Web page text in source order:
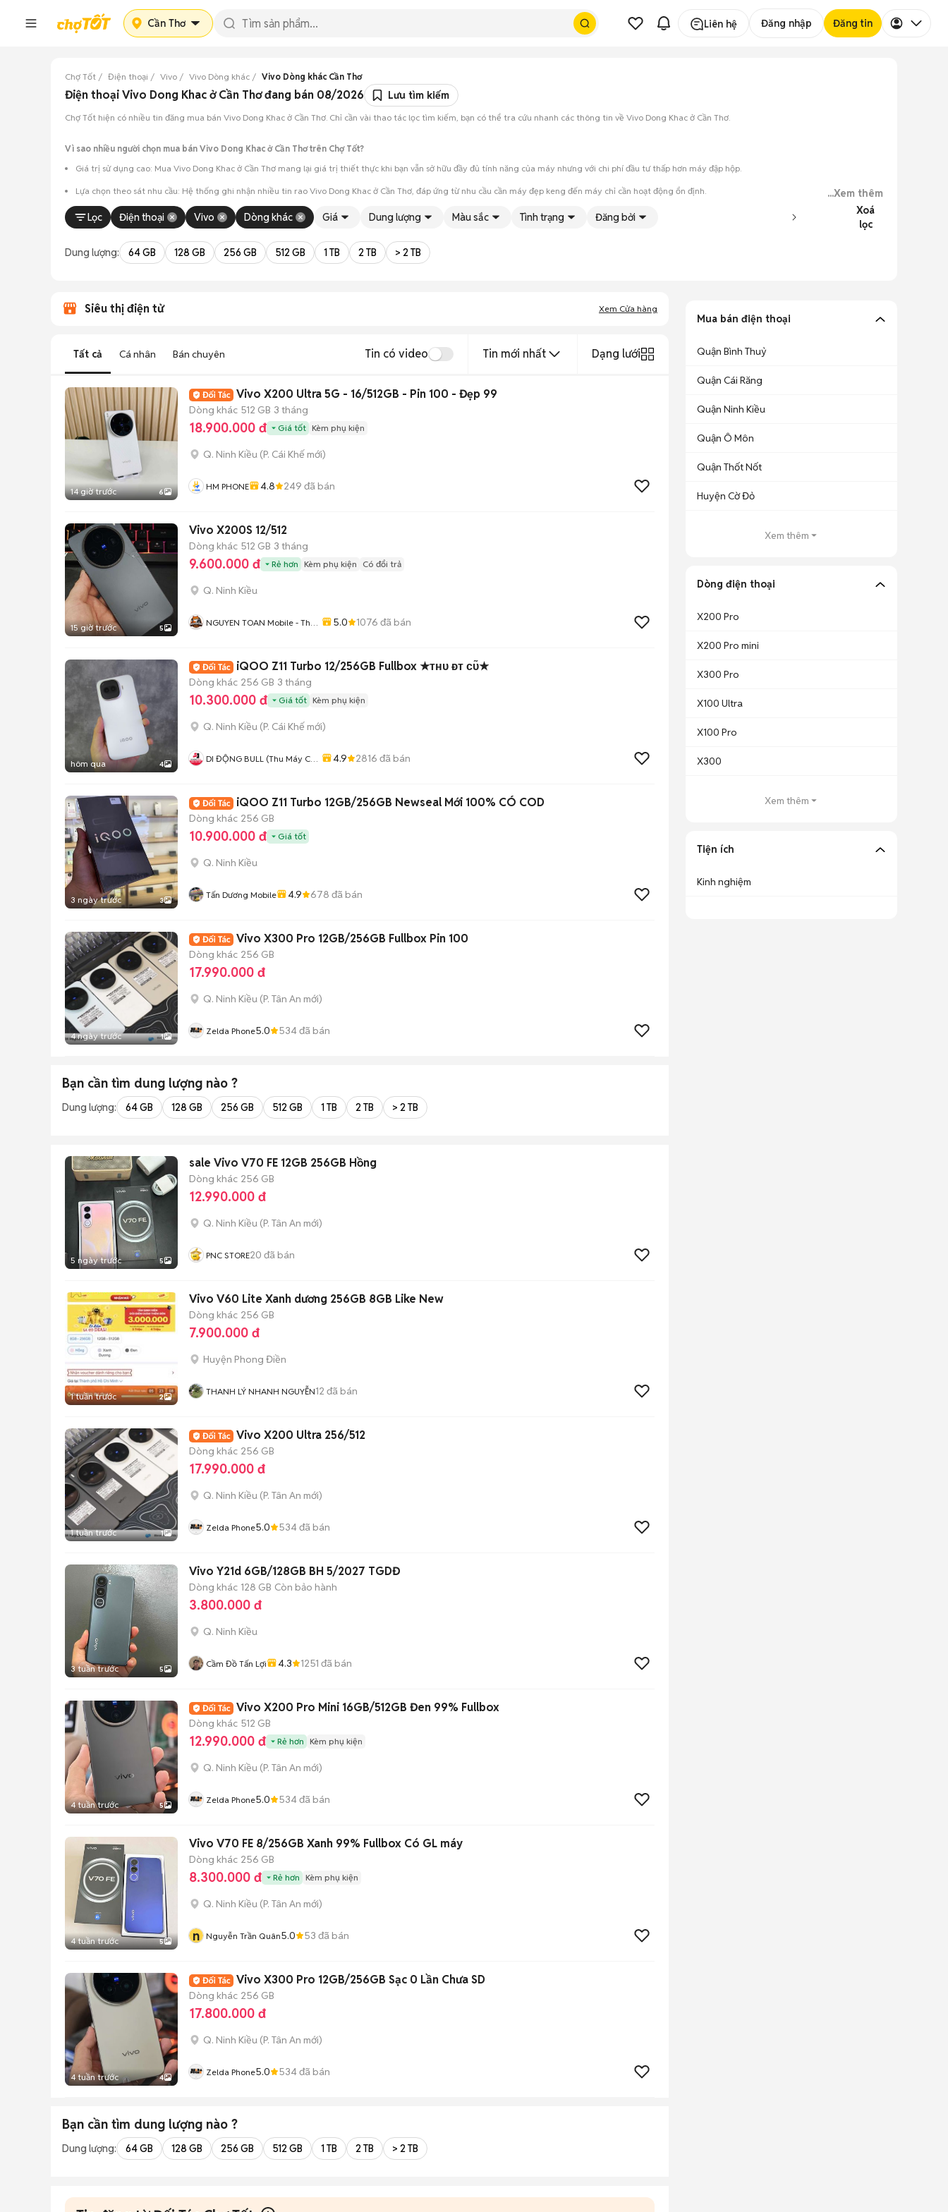
Cần Thơ Liên hệ Đăng nhập Đăng tin
Chợ Tốt Điện thoại Vivo Vivo Dòng khác Vivo Dòng khác Cần Thơ
Điện thoại Vivo Dong Khac ở Cần Thơ đang bán 08/2026 Lưu tìm kiếm
Chợ Tốt hiện có nhiều tin đăng mua bán Vivo Dong Khac ở Cần Thơ. Chỉ cần vài thao tác lọc tìm kiếm, bạn có thể tra cứu nhanh các thông tin về Vivo Dong Khac ở Cần Thơ.
Vì sao nhiều người chọn mua bán Vivo Dong Khac ở Cần Thơ trên Chợ Tốt?
Giá trị sử dụng cao: Mua Vivo Dong Khac ở Cần Thơ mang lại giá trị thiết thực khi bạn vẫn sở hữu đầy đủ tính năng của máy nhưng với chi phí đầu tư thấp hơn máy đập hộp.
Lựa chọn theo sát nhu cầu: Hệ thống ghi nhận nhiều tin rao Vivo Dong Khac ở Cần Thơ, đáp ứng từ nhu cầu cần máy đẹp keng đến máy chỉ cần hoạt động ổn định.
Test máy tại chỗ: Tạo điều kiện để người mua đến tận nơi xem xét cẩn thận, test loa, camera, wifi... để đảm bảo máy không có lỗi phát sinh.
...Xem thêm
Lọc
Điện thoại Vivo Dòng khác Giá Dung lượng Màu sắc Tình trạng Đăng bởi
Xoá
lọc
Dung lượng: 64 GB 128 GB 256 GB 512 GB 1 TB 2 TB > 2 TB
Siêu thị điện tử Xem Cửa hàng
Tất cả Cá nhân Bán chuyên Tin có video Tin mới nhất Dạng lưới
14 giờ trước 6
Vivo X200 Ultra 5G - 16/512GB - Pin 100 - Đẹp 99
Dòng khác 512 GB 3 tháng
18.900.000 đ Giá tốt Kèm phụ kiện
Q. Ninh Kiều (P. Cái Khế mới)
HM PHONE 4.8 249 đã bán
15 giờ trước 5
Vivo X200S 12/512
Dòng khác 512 GB 3 tháng
9.600.000 đ Rẻ hơn Kèm phụ kiện Có đổi trả
Q. Ninh Kiều
NGUYEN TOAN Mobile - Thu
5.0 1076 đã bán
hôm qua 4
iQOO Z11 Turbo 12/256GB Fullbox ★ᴛʜᴜ ᴆᴛ ᴄᴜ̃★
Dòng khác 256 GB 3 tháng
10.300.000 đ Giá tốt Kèm phụ kiện
Q. Ninh Kiều (P. Cái Khế mới)
DI ĐỘNG BULL (Thu Máy Cũ -
4.9 2816 đã bán
3 ngày trước 3
iQOO Z11 Turbo 12GB/256GB Newseal Mới 100% CÓ COD
Dòng khác 256 GB
10.900.000 đ Giá tốt
Q. Ninh Kiều
Tấn Dương Mobile 4.9 678 đã bán
4 ngày trước 1
Vivo X300 Pro 12GB/256GB Fullbox Pin 100
Dòng khác 256 GB
17.990.000 đ
Q. Ninh Kiều (P. Tân An mới)
Zelda Phone5.0 534đã bán
Bạn cần tìm dung lượng nào ?
Dung lượng: 64 GB 128 GB 256 GB 512 GB 1 TB 2 TB > 2 TB
5 ngày trước 5
sale Vivo V70 FE 12GB 256GB Hồng
Dòng khác 256 GB
12.990.000 đ
Q. Ninh Kiều (P. Tân An mới)
PNC STORE20 đã bán
1 tuần trước 2
Vivo V60 Lite Xanh dương 256GB 8GB Like New
Dòng khác 256 GB
7.900.000 đ
Huyện Phong Điền
THANH LÝ NHANH NGUYỄN12 đã bán
1 tuần trước 1
Vivo X200 Ultra 256/512
Dòng khác 256 GB
17.990.000 đ
Q. Ninh Kiều (P. Tân An mới)
Zelda Phone5.0 534đã bán
3 tuần trước 5
Vivo Y21d 6GB/128GB BH 5/2027 TGDĐ
Dòng khác 128 GB Còn bảo hành
3.800.000 đ
Q. Ninh Kiều
Cầm Đồ Tấn Lợi 4.3 1251 đã bán
4 tuần trước 5
Vivo X200 Pro Mini 16GB/512GB Đen 99% Fullbox
Dòng khác 512 GB
12.990.000 đ Rẻ hơn Kèm phụ kiện
Q. Ninh Kiều (P. Tân An mới)
Zelda Phone5.0 534đã bán
4 tuần trước 5
Vivo V70 FE 8/256GB Xanh 99% Fullbox Có GL máy
Dòng khác 256 GB
8.300.000 đ Rẻ hơn Kèm phụ kiện
Q. Ninh Kiều (P. Tân An mới)
n Nguyễn Trần Quân5.0 53 đã bán
4 tuần trước 4
Vivo X300 Pro 12GB/256GB Sạc 0 Lần Chưa SD
Dòng khác 256 GB
17.800.000 đ
Q. Ninh Kiều (P. Tân An mới)
Zelda Phone5.0 534đã bán
Bạn cần tìm dung lượng nào ?
Dung lượng: 64 GB 128 GB 256 GB 512 GB 1 TB 2 TB > 2 TB
Mua bán điện thoại
Quận Bình Thuỷ
Quận Cái Răng
Quận Ninh Kiều
Quận Ô Môn
Quận Thốt Nốt
Huyện Cờ Đỏ
Xem thêm
Dòng điện thoại
X200 Pro
X200 Pro mini
X300 Pro
X100 Ultra
X100 Pro
X300
Xem thêm
Tiện ích
Kinh nghiệm